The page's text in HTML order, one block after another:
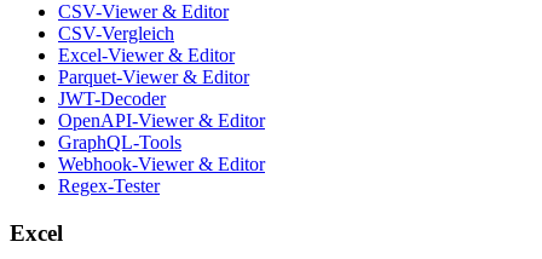
CSV-Viewer & Editor
CSV-Vergleich
Excel-Viewer & Editor
Parquet-Viewer & Editor
JWT-Decoder
OpenAPI-Viewer & Editor
GraphQL-Tools
Webhook-Viewer & Editor
Regex-Tester
Excel